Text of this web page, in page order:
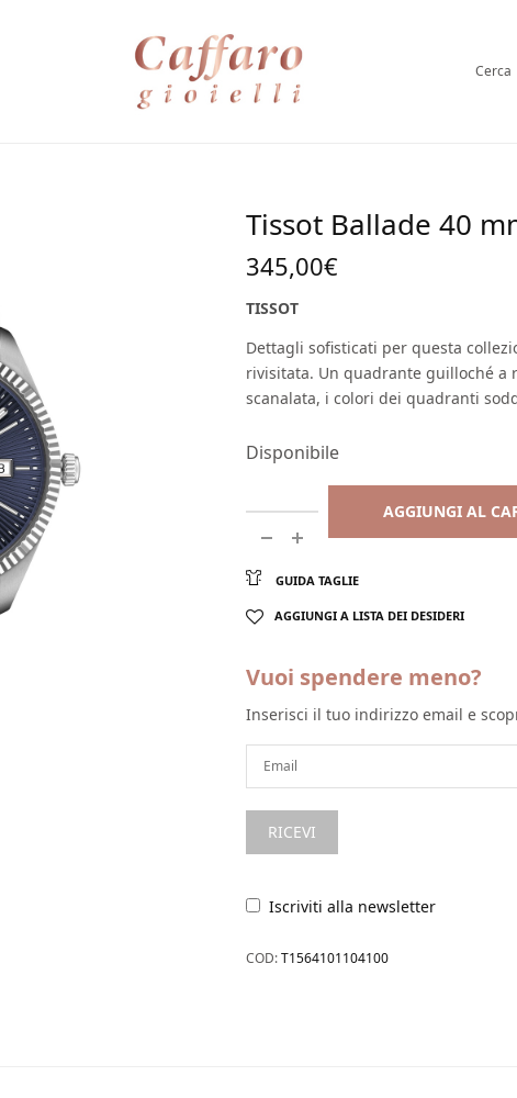
Cerca
Tissot Ballade 40
345,00€
TISSOT
Dettagli sofisticati per questa
rivisitata. Un quadrante guilloché a
scanalata, i colori dei quadranti
Disponibile
AGGIUNGI AL
GUIDA TAGLIE
AGGIUNGI A LISTA DEI DESIDERI
Vuoi spendere meno?
Inserisci il tuo indirizzo email e
Iscriviti alla newsletter
COD:T1564101104100